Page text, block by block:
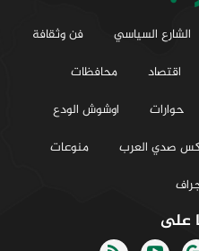
الشارع السياسي
فن وثقافة
اقتصاد
محافظات
حوارات
اوشوش الودع
صدي العرب
منوعات
على